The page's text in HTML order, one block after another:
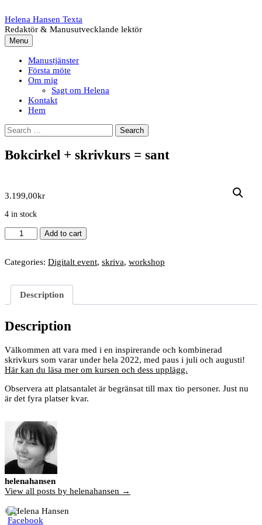
to
content
Helena Hansen Texta
Redaktör & Manusutvecklande lektör
Menu
Manustjänster
Första möte
Om mig
Sagt om Helena
Kontakt
Hem
Search
for:
Bokcirkel + skrivkurs = sant
3.199,00kr
4 in stock
Bokcirkel
+
=
Add to cart
Categories: Digitalt event, skriva, workshop
Description
Description
Välkommen att vara med i en inspirerande och kombinerad
skrivkurs som varar under hela 2022, med paus i juli och augusti!
Här kan du läsa mer om kursen och dess upplägg.
Observera att platsantalet är begränsat till max tio personer. Just nu
är det fyra platser kvar.
helenahansen
View all posts by helenahansen →
© Helena Hansen